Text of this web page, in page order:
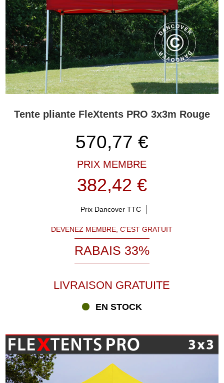
Tente pliante FleXtents PRO 3x3m Rouge
570,77 €
PRIX MEMBRE
382,42 €
Prix Dancover TTC
DEVENEZ MEMBRE, C’EST GRATUIT
RABAIS 33%
LIVRAISON GRATUITE
EN STOCK